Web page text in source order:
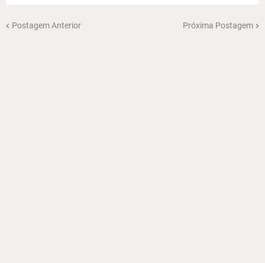
Postagem Anterior Próxima Postagem